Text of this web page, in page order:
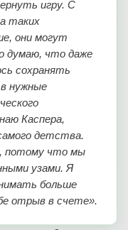
игру. С
таких
они могут
думаю, что даже
сохранять
в нужные
Каспера,
детства.
потому что мы
узами. Я
больше
отрыв в счете».